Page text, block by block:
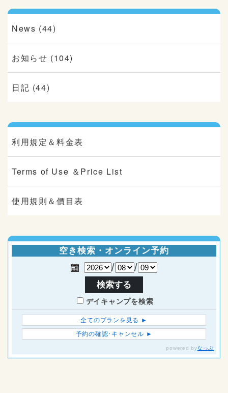
News (44)
お知らせ (104)
日記 (44)
利用規定＆料金表
Terms of Use ＆Price List
使用規則＆價目表